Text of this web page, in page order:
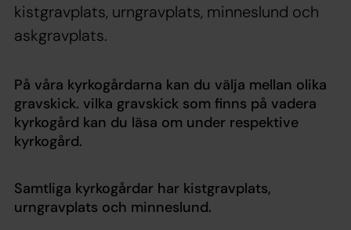
kistgravplats, urngravplats, minneslund och
askgravplats.
På våra kyrkogårdarna kan du välja mellan olika
gravskick. vilka gravskick som finns på vadera
kyrkogård kan du läsa om under respektive
kyrkogård.
Samtliga kyrkogårdar har kistgravplats,
urngravplats och minneslund.